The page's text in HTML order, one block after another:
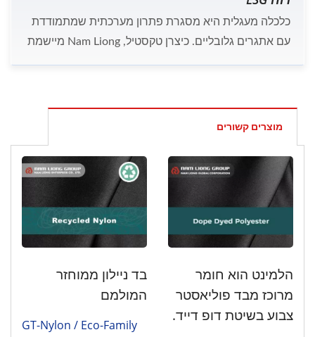
כלכלה מעגלית היא מסגרת פתרון מערכתית שמתמודדת
עם אתגרים גלובליים. כיצרן טקסטיל, Nam Liong מיישמת
מוצרים קשורים
הלמינט הוא חומר
מרוכז מבד פוליאסטר
צבוע בשיטת דופ דייד.
בד ניילון ממוחזר
המולמם
GT-Nylon / Eco-Family